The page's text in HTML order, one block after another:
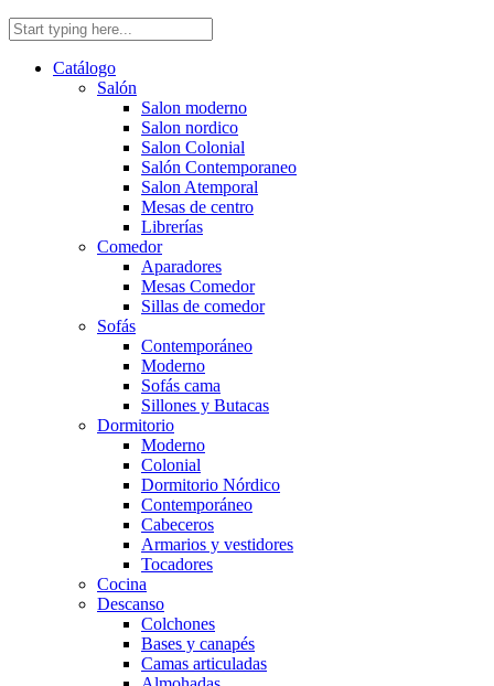
Catálogo
Salón
Salon moderno
Salon nordico
Salon Colonial
Salón Contemporaneo
Salon Atemporal
Mesas de centro
Librerías
Comedor
Aparadores
Mesas Comedor
Sillas de comedor
Sofás
Contemporáneo
Moderno
Sofás cama
Sillones y Butacas
Dormitorio
Moderno
Colonial
Dormitorio Nórdico
Contemporáneo
Cabeceros
Armarios y vestidores
Tocadores
Cocina
Descanso
Colchones
Bases y canapés
Camas articuladas